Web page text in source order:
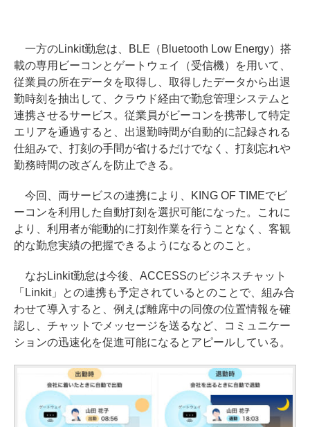
一方のLinkit勤怠は、BLE（Bluetooth Low Energy）搭
載の専用ビーコンとゲートウェイ（受信機）を用いて、
従業員の所在データを取得し、取得したデータから出退
勤時刻を抽出して、クラウド経由で勤怠管理システムと
連携させるサービス。従業員がビーコンを携帯して特定
エリアを通過すると、出退勤時間が自動的に記録される
仕組みで、打刻の手間が省けるだけでなく、打刻忘れや
勤務時間の改ざんを防止できる。
今回、両サービスの連携により、KING OF TIMEでビ
ーコンを利用した自動打刻を選択可能になった。これに
より、利用者が能動的に打刻作業を行うことなく、客観
的な勤怠実績の把握できるようになるとのこと。
なおLinkit勤怠は今後、ACCESSのビジネスチャット
「Linkit」との連携も予定されているとのことで、組み合
わせて導入すると、例えば離席中の同僚の位置情報を確
認し、チャットでメッセージを送るなど、コミュニケー
ションの迅速化を促進可能になるとアピールしている。